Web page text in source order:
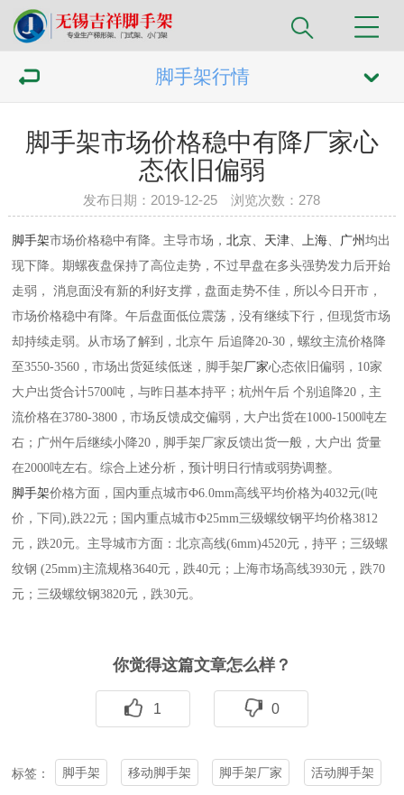
脚手架行情
脚手架市场价格稳中有降厂家心
态依旧偏弱
发布日期：2019-12-25 浏览次数： 278
脚手架市场价格稳中有降。主导市场，北京、 天津、上海、 广州均出
现下降。期螺夜盘保持了高位走势，不过早盘在多头强势发力后开始
走弱， 消息面没有新的利好支撑，盘面走势不佳，所以今日开市，
市场价格稳中有降。午后盘面低位震荡，没有继续下行，但现货市场
却持续走弱。从市场了解到，北京午 后追降20-30，螺纹主流价格降
至3550-3560，市场出货延续低迷， 脚手架厂家心态依旧偏弱，10家
大户出货合计5700吨，与昨日基本持平；杭州午后 个别追降20，主
流价格在3780-3800，市场反馈成交偏弱，大户出货在1000-1500吨左
右；广州午后继续小降20，脚手架厂家反馈出货一般，大户出 货量
在2000吨左右。综合上述分析，预计明日行情或弱势调整。
脚手架价格方面，国内重点城市Ф6.0mm高线平均价格为4032元(吨
价，下同),跌22元；国内重点城市Ф25mm三级螺纹钢平均价格3812
元，跌20元。主导城市方面：北京高线(6mm)4520元，持平；三级螺
纹钢 (25mm)主流规格3640元，跌40元；上海市场高线3930元，跌70
元；三级螺纹钢3820元，跌30元。
你觉得这篇文章怎么样？
1 0
标签： 脚手架 移动脚手架 脚手架厂家 活动脚手架